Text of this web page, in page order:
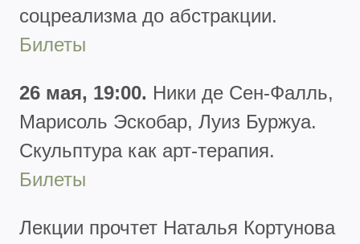
соцреализма до абстракции.
Билеты
26 мая, 19:00. Ники де Сен-Фалль,
Марисоль Эскобар, Луиз Буржуа.
Скульптура как арт-терапия.
Билеты
Лекции прочтет Наталья Кортунова